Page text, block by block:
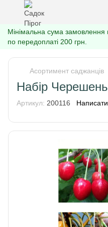
Мінімальна сума замовлення
по передоплаті 200 грн.
Асортимент саджанців
Набір
Артикул: 200116 Написати